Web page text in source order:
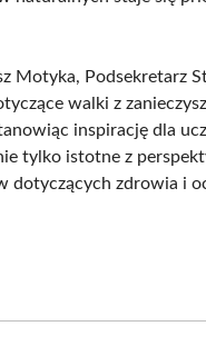
Motyka, Podsekretarz
walki z
inspirację dla
tylko istotne z
dotyczących zdrowia i